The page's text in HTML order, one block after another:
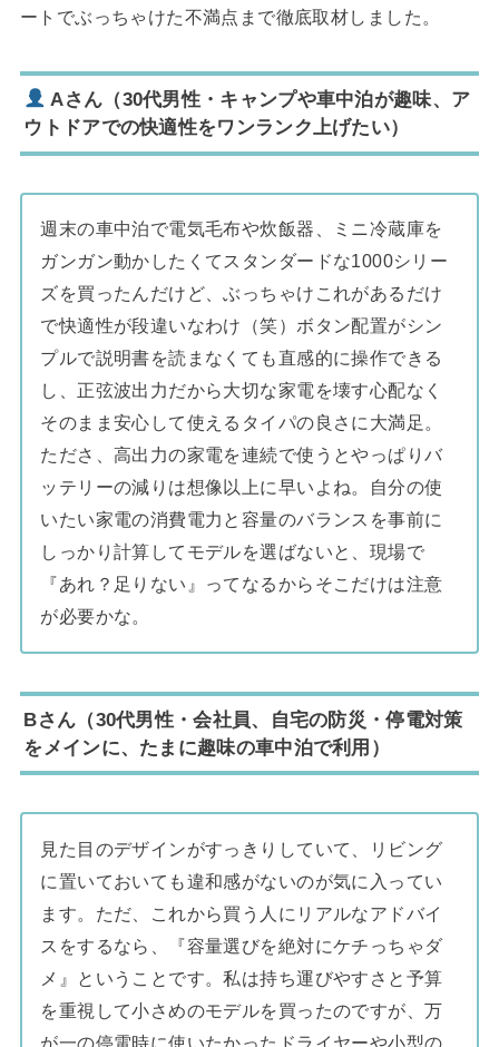
ートでぶっちゃけた不満点まで徹底取材しました。
Aさん（30代男性・キャンプや車中泊が趣味、ア
ウトドアでの快適性をワンランク上げたい）
週末の車中泊で電気毛布や炊飯器、ミニ冷蔵庫を
ガンガン動かしたくてスタンダードな1000シリー
ズを買ったんだけど、ぶっちゃけこれがあるだけ
で快適性が段違いなわけ（笑）ボタン配置がシン
プルで説明書を読まなくても直感的に操作できる
し、正弦波出力だから大切な家電を壊す心配なく
そのまま安心して使えるタイパの良さに大満足。
たださ、高出力の家電を連続で使うとやっぱりバ
ッテリーの減りは想像以上に早いよね。自分の使
いたい家電の消費電力と容量のバランスを事前に
しっかり計算してモデルを選ばないと、現場で
『あれ？足りない』ってなるからそこだけは注意
が必要かな。
Bさん（30代男性・会社員、自宅の防災・停電対策
をメインに、たまに趣味の車中泊で利用）
見た目のデザインがすっきりしていて、リビング
に置いておいても違和感がないのが気に入ってい
ます。ただ、これから買う人にリアルなアドバイ
スをするなら、『容量選びを絶対にケチっちゃダ
メ』ということです。私は持ち運びやすさと予算
を重視して小さめのモデルを買ったのですが、万
が一の停電時に使いたかったドライヤーや小型の